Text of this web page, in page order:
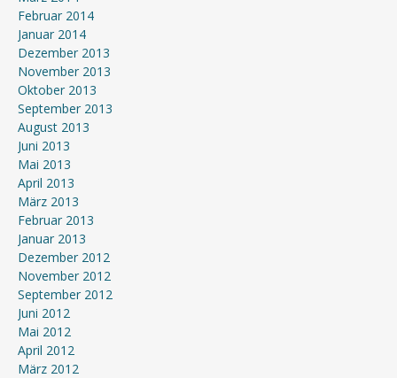
Februar 2014
Januar 2014
Dezember 2013
November 2013
Oktober 2013
September 2013
August 2013
Juni 2013
Mai 2013
April 2013
März 2013
Februar 2013
Januar 2013
Dezember 2012
November 2012
September 2012
Juni 2012
Mai 2012
April 2012
März 2012